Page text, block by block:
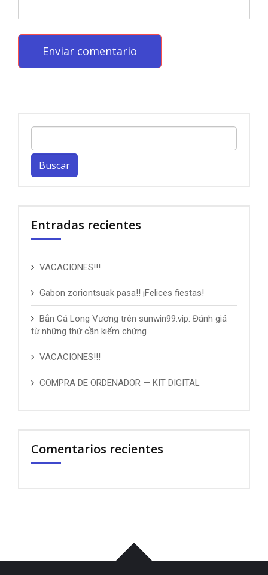
Entradas recientes
VACACIONES!!!
Gabon zoriontsuak pasa!! ¡Felices fiestas!
Bắn Cá Long Vương trên sunwin99.vip: Đánh giá
từ những thứ cần kiểm chứng
VACACIONES!!!
COMPRA DE ORDENADOR — KIT DIGITAL
Comentarios recientes